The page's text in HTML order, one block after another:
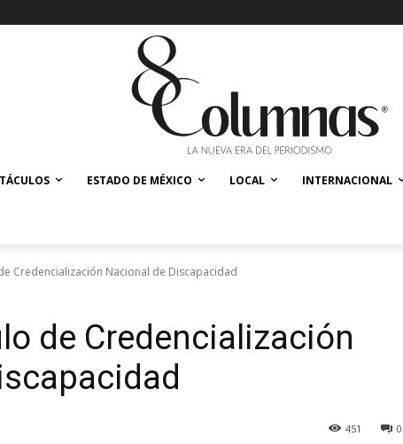
ESTADO DE MÉXICO LOCAL INTERNACIONAL
Credencialización Nacional de Discapacidad
de Credencialización
0
451